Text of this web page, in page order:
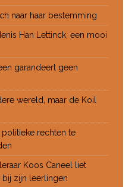
naar haar bestemming
Han Lettinck, een mooi
garandeert geen
wereld, maar de Koil
rechten te
Koos Caneel liet
bij zijn leerlingen